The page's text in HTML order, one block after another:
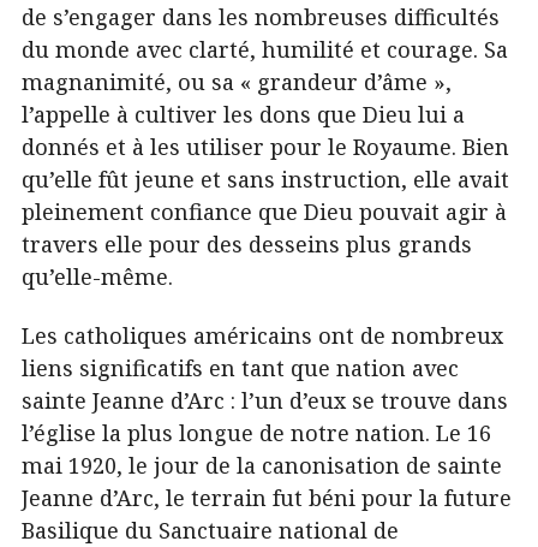
de s’engager dans les nombreuses difficultés
du monde avec clarté, humilité et courage. Sa
magnanimité, ou sa « grandeur d’âme »,
l’appelle à cultiver les dons que Dieu lui a
donnés et à les utiliser pour le Royaume. Bien
qu’elle fût jeune et sans instruction, elle avait
pleinement confiance que Dieu pouvait agir à
travers elle pour des desseins plus grands
qu’elle-même.
Les catholiques américains ont de nombreux
liens significatifs en tant que nation avec
sainte Jeanne d’Arc : l’un d’eux se trouve dans
l’église la plus longue de notre nation. Le 16
mai 1920, le jour de la canonisation de sainte
Jeanne d’Arc, le terrain fut béni pour la future
Basilique du Sanctuaire national de